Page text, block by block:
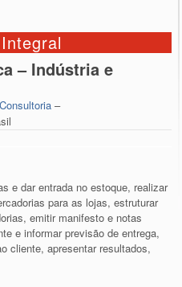
– Indústria e
–
e dar entrada no estoque, realizar
para as lojas, estruturar
emitir manifesto e notas
e informar previsão de entrega,
cliente, apresentar resultados,